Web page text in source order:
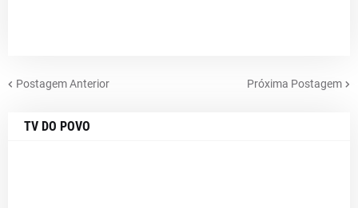
Postagem Anterior Próxima Postagem
TV DO POVO